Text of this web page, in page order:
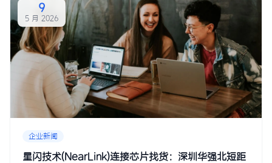
9
5 月 2026
企业新闻
星闪技术(NearLink)连接芯片找货：深圳华强北短距